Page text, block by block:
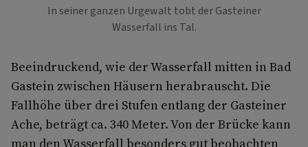
In seiner ganzen Urgewalt tobt der Gasteiner
Wasserfall ins Tal.
Beeindruckend, wie der Wasserfall mitten in Bad
Gastein zwischen Häusern herabrauscht. Die
Fallhöhe über drei Stufen entlang der Gasteiner
Ache, beträgt ca. 340 Meter. Von der Brücke kann
man den Wasserfall besonders gut beobachten